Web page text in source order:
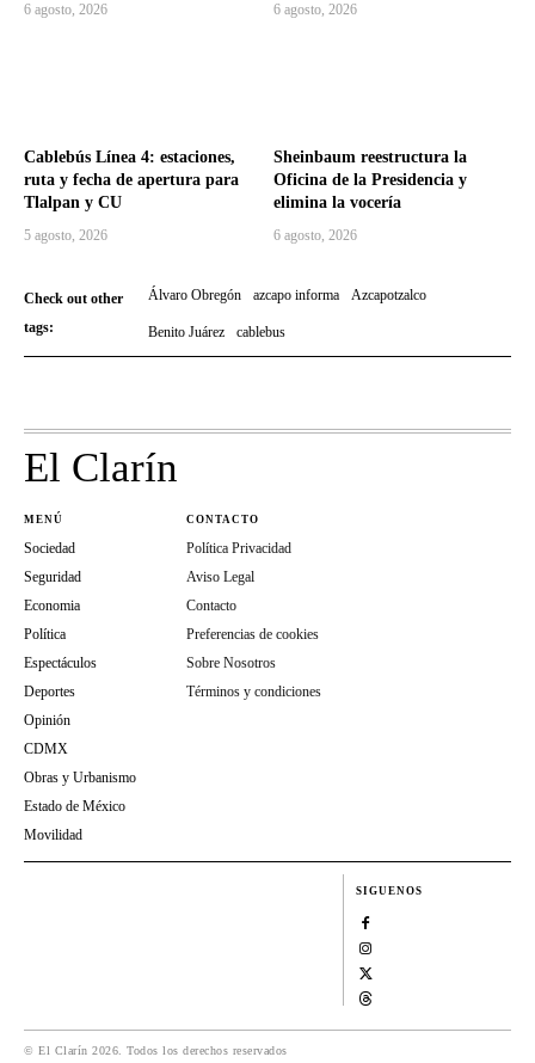
6 agosto, 2026 6 agosto, 2026
Cablebús Línea 4: estaciones,
ruta y fecha de apertura para
Tlalpan y CU
5 agosto, 2026
Sheinbaum reestructura la
Oficina de la Presidencia y
elimina la vocería
6 agosto, 2026
Check out other
tags:
Álvaro Obregón azcapo informa Azcapotzalco
Benito Juárez cablebus
El Clarín
MENÚ
Sociedad
Seguridad
Economia
Política
Espectáculos
Deportes
Opinión
CDMX
Obras y Urbanismo
Estado de México
Movilidad
CONTACTO
Política Privacidad
Aviso Legal
Contacto
Preferencias de cookies
Sobre Nosotros
Términos y condiciones
SIGUENOS
© El Clarín 2026. Todos los derechos reservados